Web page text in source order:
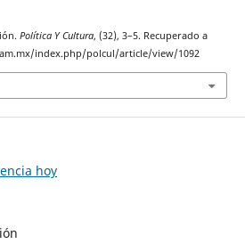
Política Y Cultura, (32), 3–5. Recuperado a
index.php/polcul/article/view/1092
hoy